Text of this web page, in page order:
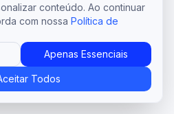
conteúdo. Ao continuar
com nossa Política de
Apenas Essenciais
Todos